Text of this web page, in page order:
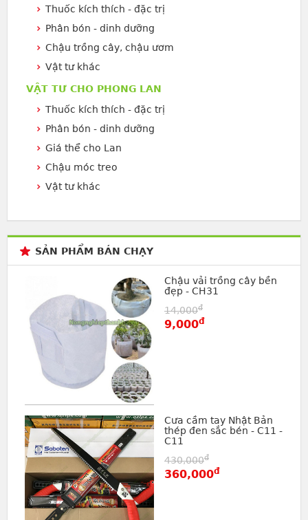
Thuốc kích thích - đặc trị
Phân bón - dinh dưỡng
Chậu trồng cây, chậu ươm
Vật tư khác
VẬT TƯ CHO PHONG LAN
Thuốc kích thích - đặc trị
Phân bón - dinh dưỡng
Giá thể cho Lan
Chậu móc treo
Vật tư khác
SẢN PHẨM BÁN CHẠY
Chậu vải trồng cây bền
đẹp - CH31
14,000đ
9,000đ
Cưa cầm tay Nhật Bản
thép đen sắc bén - C11 -
C11
430,000đ
360,000đ